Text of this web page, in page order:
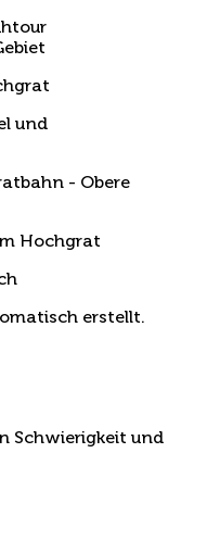
und
- Obere
Hochgrat
erstellt.
Schwierigkeit und